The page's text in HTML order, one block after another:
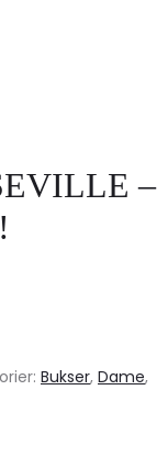
–
Bukser, Dame,